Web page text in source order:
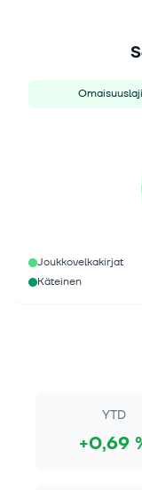
Joukkovelkakirjat
Käteinen
YTD
+0,69